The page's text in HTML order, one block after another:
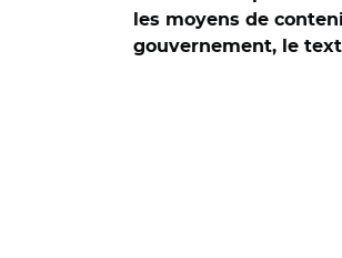
les moyens de
gouvernement, le